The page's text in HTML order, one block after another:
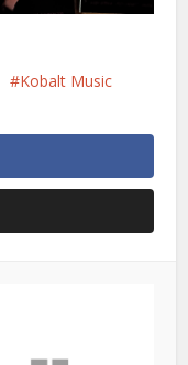
Kobalt Music